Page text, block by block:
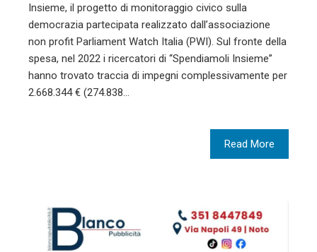
Insieme, il progetto di monitoraggio civico sulla
democrazia partecipata realizzato dall’associazione
non profit Parliament Watch Italia (PWI). Sul fronte della
spesa, nel 2022 i ricercatori di “Spendiamoli Insieme”
hanno trovato traccia di impegni complessivamente per
2.668.344 € (274.838…
Read More